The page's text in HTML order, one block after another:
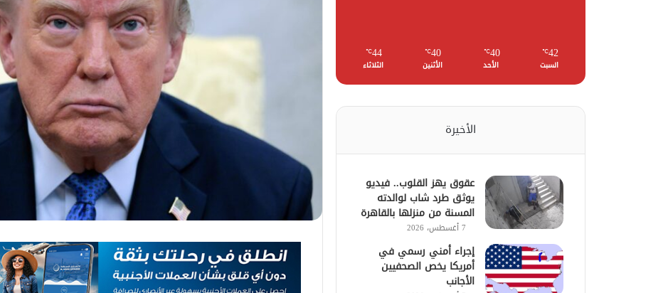
42
℃
السبت
40
℃
الأحد
40
℃
الأثنين
44
℃
الثلاثاء
الأخيرة
عقوق يهز القلوب.. فيديو
يوثق طرد شاب لوالدته
المسنة من منزلها بالقاهرة
7 أغسطس، 2026
إجراء أمني رسمي في
أمريكا يخص الصحفيين
الأجانب